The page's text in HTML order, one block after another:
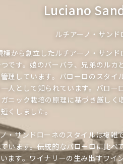
コ
ク
シ
ョ
ン
:
Luciano
ルチアーノ・サンド
から創立したルチアーノ・サン
です。娘のバーバラ、兄弟のル
理しています。バローロのスタ
人として知られています。バロ
ニック栽培の原理に基づき厳し
くしました。
・サンドローネのスタイルは複雑
います。伝統的なバローロに比べ
ます。ワイナリーの生み出すワイ